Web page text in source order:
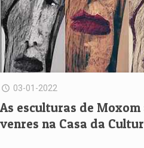
03-01-2022
As esculturas de Moxom
venres na Casa da